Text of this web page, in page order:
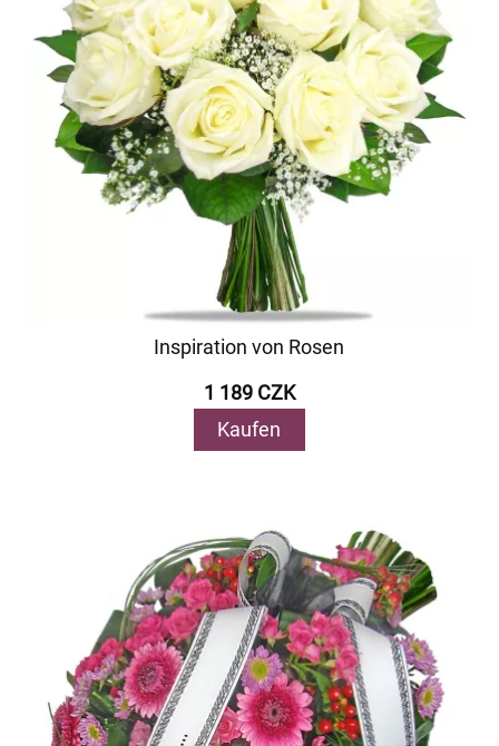
Inspiration von Rosen
1 189 CZK
Kaufen